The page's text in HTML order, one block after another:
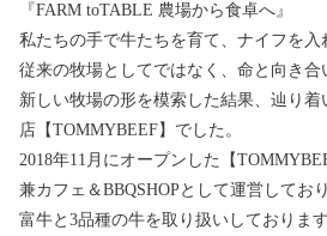
『FARM toTABLE 農場から食卓へ』
私たちの手で牛たちを育て、ナイフを入
従来の牧場としてではなく、命と向き合
新しい牧場の形を模索した結果、辿り
店【TOMMYBEEF】でした。
2018年11月にオープンした【
兼カフェ＆BBQSHOPとして運営してお
富牛と3品種の牛を取り扱いしております